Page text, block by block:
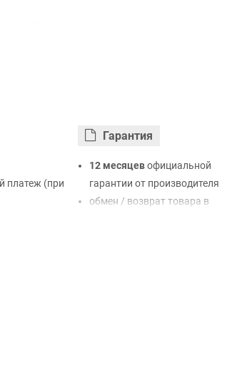
платеж (при
Гарантия
12 месяцевофициальной
гарантии от производителя
обмен / возврат товара в